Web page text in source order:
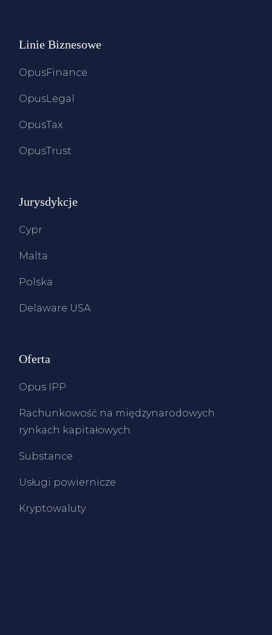
Linie Biznesowe
OpusFinance
OpusLegal
OpusTax
OpusTrust
Jurysdykcje
Cypr
Malta
Polska
Delaware USA
Oferta
Opus IPP
Rachunkowość na międzynarodowych
rynkach kapitałowych
Substance
Usługi powiernicze
Kryptowaluty